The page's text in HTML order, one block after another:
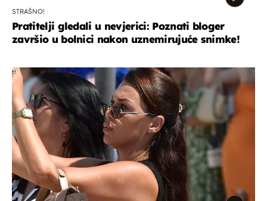
STRAŠNO!
Pratitelji gledali u nevjerici: Poznati bloger
završio u bolnici nakon uznemirujuće snimke!